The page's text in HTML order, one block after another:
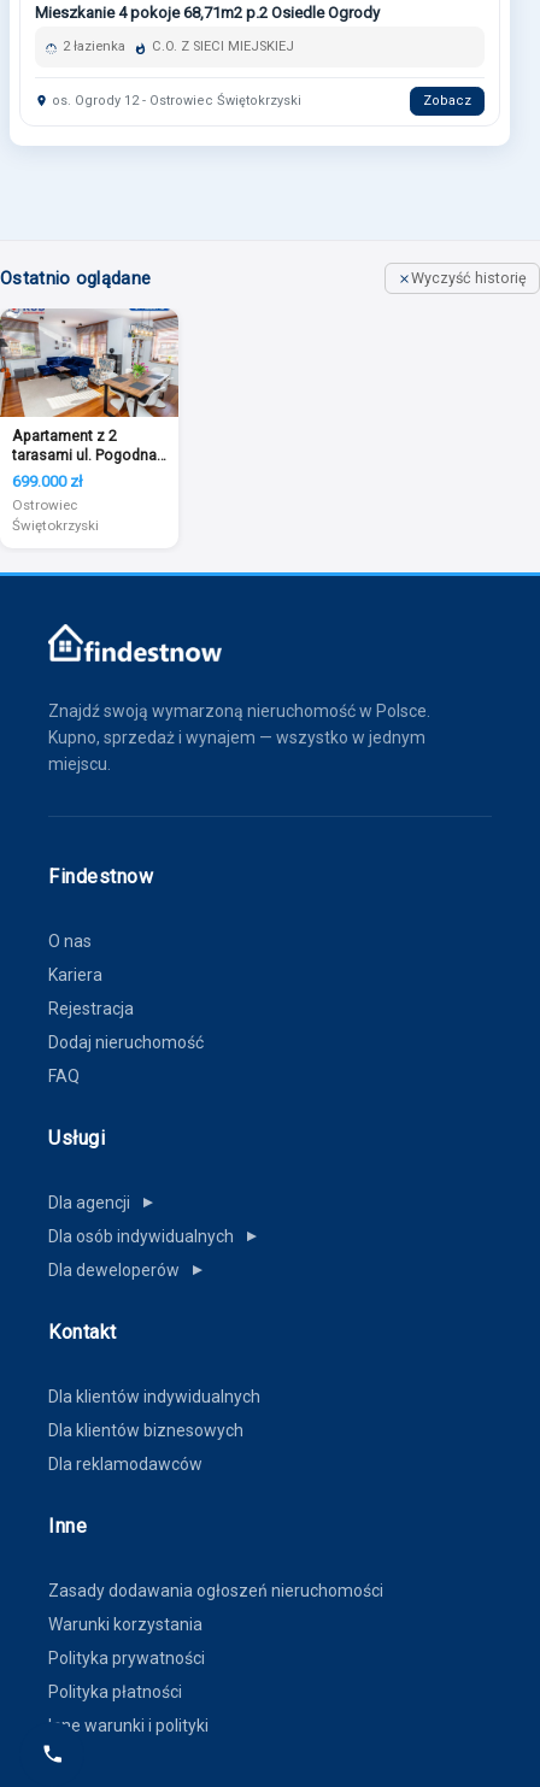
Mieszkanie 4 pokoje 68,71m2 p.2 Osiedle Ogrody
2 łazienka C.O. Z SIECI MIEJSKIEJ
os. Ogrody 12 - Ostrowiec Świętokrzyski Zobacz
Ostatnio oglądane Wyczyść historię
Apartament z 2
tarasami ul. Pogodna -
90,45m2
699.000 zł
Ostrowiec
Świętokrzyski
Znajdź swoją wymarzoną nieruchomość w Polsce.
Kupno, sprzedaż i wynajem — wszystko w jednym
miejscu.
Findestnow
O nas
Kariera
Rejestracja
Dodaj nieruchomość
FAQ
Usługi
Dla agencji ▼
Dla osób indywidualnych ▼
Dla deweloperów ▼
Kontakt
Dla klientów indywidualnych
Dla klientów biznesowych
Dla reklamodawców
Inne
Zasady dodawania ogłoszeń nieruchomości
Warunki korzystania
Polityka prywatności
Polityka płatności
Inne warunki i polityki